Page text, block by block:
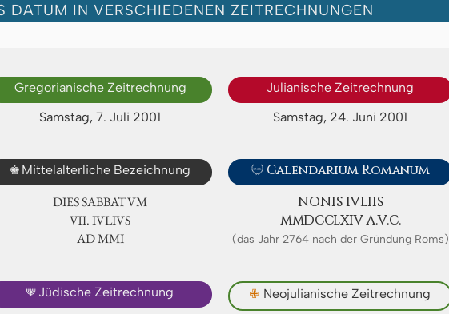
DATUM IN VERSCHIEDENEN ZEITRECHNUNGEN
Gregorianische Zeitrechnung
Samstag, 7. Juli 2001
Julianische Zeitrechnung
Samstag, 24. Juni 2001
♚ Mittelalterliche Bezeichnung
DIES SABBATUM
Ⅶ. IVLIVS
AD ⅯⅯⅠ
 Calendarium Romanum
NONIS IVLIIS
ⅯⅯⅮⅭⅭⅬⅩⅠⅤ A.V.C.
(das Jahr 2764 nach der Gründung Roms)
🕎 Jüdische Zeitrechnung ✙ Neojulianische Zeitrechnung